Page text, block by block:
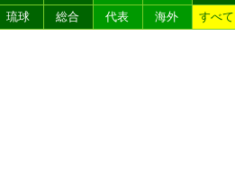
琉球 総合 代表 海外 すべて